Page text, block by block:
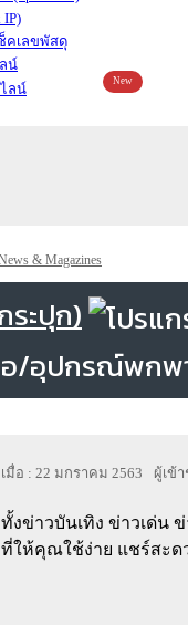
IP)
คเลขพัสดุ
น์
ลน์
New
& Magazines
ระปุก)
เมื่อ : 22 มกราคม 2563 ผู้เข้
ทั้งข่าวบันเทิง ข่าวเด่น
ที่ให้คุณใช้ง่าย แชร์สะด